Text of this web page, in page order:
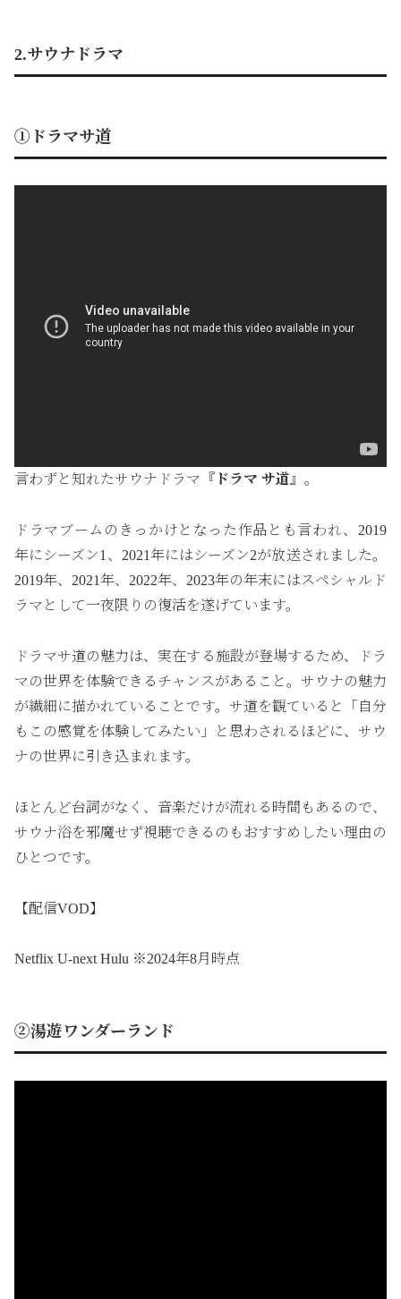
2.サウナドラマ
①ドラマサ道
言わずと知れたサウナドラマ 『ドラマ サ道』 。
ドラマブームのきっかけとなった作品とも言われ、2019
年にシーズン1、2021年にはシーズン2が放送されました。
2019年、2021年、2022年、2023年の年末にはスペシャルド
ラマとして一夜限りの復活を遂げています。
ドラマサ道の魅力は、実在する施設が登場するため、ドラ
マの世界を体験できるチャンスがあること。サウナの魅力
が繊細に描かれていることです。サ道を観ていると「自分
もこの感覚を体験してみたい」と思わされるほどに、サウ
ナの世界に引き込まれます。
ほとんど台詞がなく、音楽だけが流れる時間もあるので、
サウナ浴を邪魔せず視聴できるのもおすすめしたい理由の
ひとつです。
【配信VOD】
Netflix U-next Hulu ※2024年8月時点
②湯遊ワンダーランド